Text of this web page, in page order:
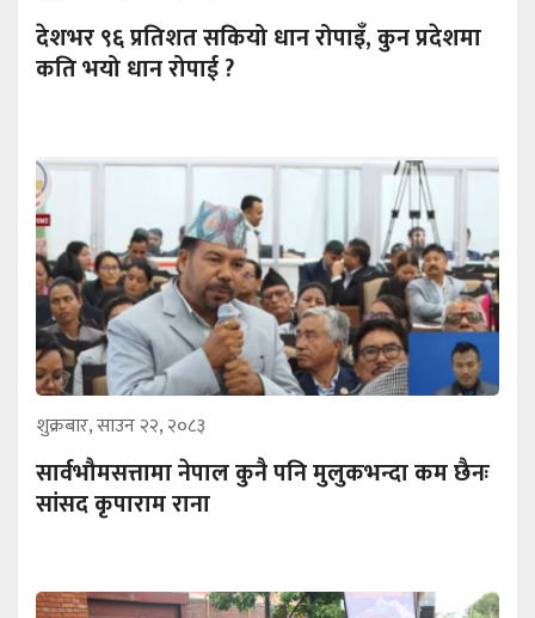
देशभर ९६ प्रतिशत सकियो धान रोपाइँ, कुन प्रदेशमा
कति भयो धान रोपाई ?
शुक्रबार, साउन २२, २०८३
सार्वभौमसत्तामा नेपाल कुनै पनि मुलुकभन्दा कम छैनः
सांसद कृपाराम राना